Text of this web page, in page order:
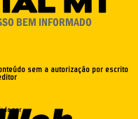
sem a autorização por escrito
por